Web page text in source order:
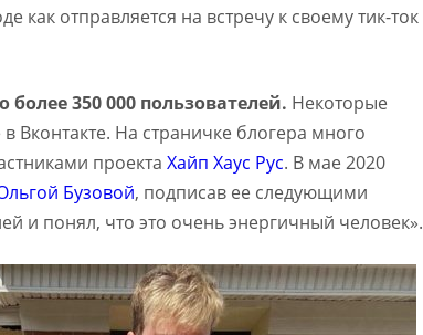
как отправляется на встречу к своему тик-ток
350 000 пользователей. Некоторые
Вконтакте. На страничке блогера много
проекта Хайп Хаус Рус. В мае 2020
Бузовой, подписав ее следующими
и понял, что это очень энергичный человек».